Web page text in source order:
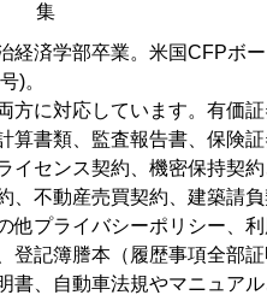
集
経済学部卒業。米国CFPボ
)。
方に対応しています。有価
算書類、監査報告書、保険
イセンス契約、機密保持契
、不動産売買契約、建築請
他プライバシーポリシー、
登記簿謄本（履歴事項全部
書、自動車法規やマニュア